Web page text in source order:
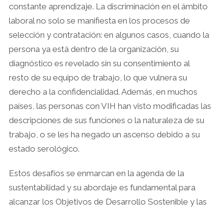
constante aprendizaje. La discriminación en el ámbito
laboral no solo se manifiesta en los procesos de
selección y contratación: en algunos casos, cuando la
persona ya está dentro de la organización, su
diagnóstico es revelado sin su consentimiento al
resto de su equipo de trabajo, lo que vulnera su
derecho a la confidencialidad. Además, en muchos
países, las personas con VIH han visto modificadas las
descripciones de sus funciones o la naturaleza de su
trabajo, o se les ha negado un ascenso debido a su
estado serológico.
Estos desafíos se enmarcan en la agenda de la
sustentabilidad y su abordaje es fundamental para
alcanzar los Objetivos de Desarrollo Sostenible y las